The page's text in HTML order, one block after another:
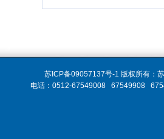
苏ICP备09057137号-1 版权所有
电话：0512-67549008 67549908